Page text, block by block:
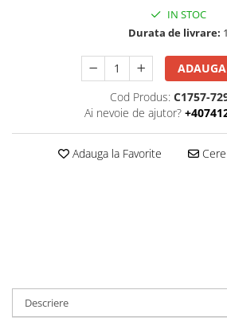
IN STOC
Durata de livrare: 1
Cod Produs: C1757-
Ai nevoie de ajutor?
Adauga la Favorite Cere
Descriere